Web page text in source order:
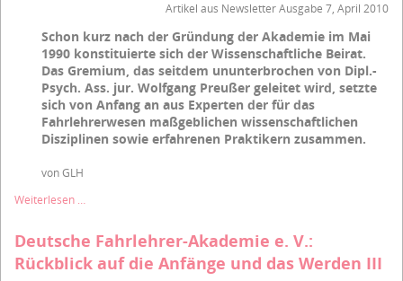
die
Anfänge
und
das
Werden
Artikel aus Newsletter Ausgabe 7, April 2010
Schon kurz nach der Gründung der Akademie im Mai
1990 konstituierte sich der Wissenschaftliche Beirat.
Das Gremium, das seitdem ununterbrochen von Dipl.-
Psych. Ass. jur. Wolfgang Preußer geleitet wird, setzte
sich von Anfang an aus Experten der für das
Fahrlehrerwesen maßgeblichen wissenschaftlichen
Disziplinen sowie erfahrenen Praktikern zusammen.
von GLH
Weiterlesen …
Akademie
e.
V.:
Deutsche Fahrlehrer-Akademie e. V.:
Rückblick auf die Anfänge und das Werden III